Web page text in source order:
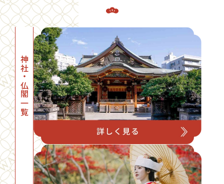
神社・仏閣一覧